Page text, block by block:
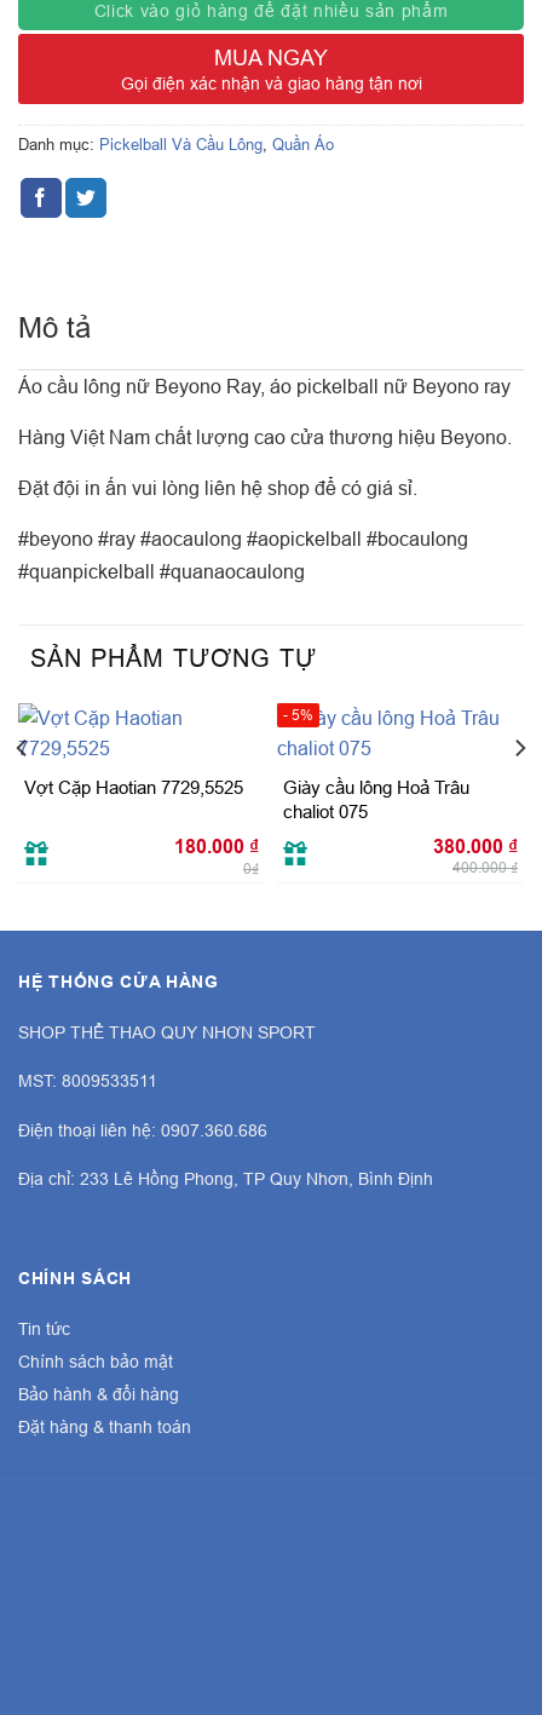
Click vào giỏ hàng để đặt nhiều sản phẩm
MUA NGAY
Gọi điện xác nhận và giao hàng tận nơi
Danh mục: Pickelball Và Cầu Lông, Quần Áo
Mô tả
Áo cầu lông nữ Beyono Ray, áo pickelball nữ Beyono ray
Hàng Việt Nam chất lượng cao cửa thương hiệu Beyono.
Đặt đội in ấn vui lòng liên hệ shop để có giá sỉ.
#beyono #ray #aocaulong #aopickelball #bocaulong
#quanpickelball #quanaocaulong
SẢN PHẨM TƯƠNG TỰ
Vợt Cặp Haotian 7729,5525
180.000 ₫
0₫
- 5%
Giày cầu lông Hoả Trâu
chaliot 075
400.000₫
Giá
gốc
380.000 ₫Giá
tại
130.000 ₫.
HỆ THỐNG CỬA HÀNG
SHOP THỂ THAO QUY NHƠN SPORT
MST: 8009533511
Điện thoại liên hệ: 0907.360.686
Địa chỉ: 233 Lê Hồng Phong, TP Quy Nhơn, Bình Định
CHÍNH SÁCH
Tin tức
Chính sách bảo mật
Bảo hành & đổi hàng
Đặt hàng & thanh toán